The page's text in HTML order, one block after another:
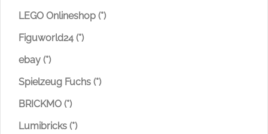
LEGO Onlineshop (*)
Figuworld24 (*)
ebay (*)
Spielzeug Fuchs (*)
BRICKMO (*)
Lumibricks (*)